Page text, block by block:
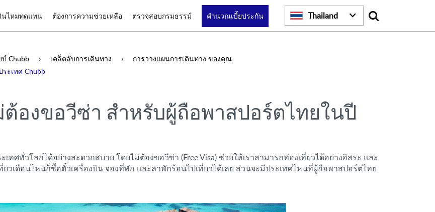
นไหมทดแทน ต้องการความช่วยเหลือ ตรวจสอบกรมธรรม์ คำนวณเบี้ยประกัน Thailand Search
Chubb เคล็ดลับการเดินทาง
การวางแผนการเดินทาง ของคุณ
ะเทศ Chubb
ต้องขอวีซ่า สำหรับผู้ถือพาสปอร์ตไทยในปี
ศทั่วโลกได้อย่างสะดวกสบาย โดยไม่ต้องขอวีซ่า (Free Visa) ช่วยให้เราสามารถท่องเที่ยวได้อย่างอิสระ และ
วเดือนไหนก็ซื้อตั๋วเครื่องบิน จองที่พัก และลาพักร้อนไปเที่ยวได้เลย ส่วนจะมีประเทศไหนที่ผู้ถือพาสปอร์ตไทย